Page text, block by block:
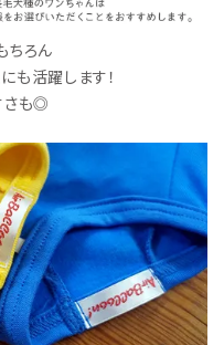
ちろん
も活躍します！
さも◎